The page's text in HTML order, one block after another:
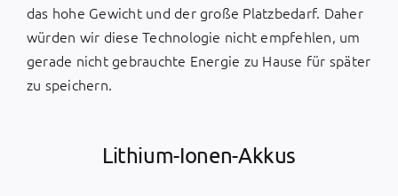
das hohe Gewicht und der große Platzbedarf. Daher
würden wir diese Technologie nicht empfehlen, um
gerade nicht gebrauchte Energie zu Hause für später
zu speichern.
Lithium-Ionen-Akkus